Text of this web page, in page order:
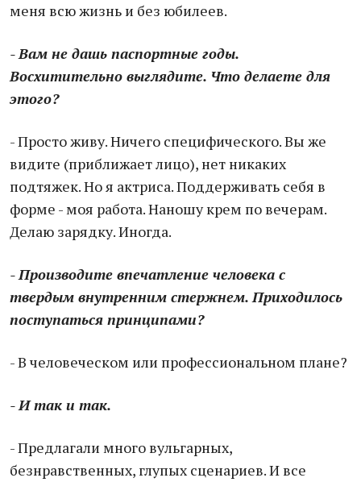
меня всю жизнь и без юбилеев.
- Вам не дашь паспортные годы.
Восхитительно выглядите. Что делаете для
этого?
- Просто живу. Ничего специфического. Вы же
видите (приближает лицо), нет никаких
подтяжек. Но я актриса. Поддерживать себя в
форме - моя работа. Наношу крем по вечерам.
Делаю зарядку. Иногда.
- Производите впечатление человека с
твердым внутренним стержнем. Приходилось
поступаться принципами?
- В человеческом или профессиональном плане?
- И так и так.
- Предлагали много вульгарных,
безнравственных, глупых сценариев. И все